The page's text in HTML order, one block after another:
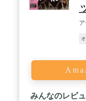
みんなのレビ